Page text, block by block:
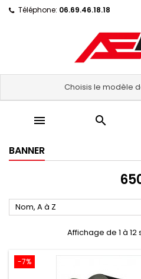
Téléphone: 06.69.46.18.18
Choisis le modèle
 
BANNER
Nom, A à Z
Affichage de 1 à 12
-7%